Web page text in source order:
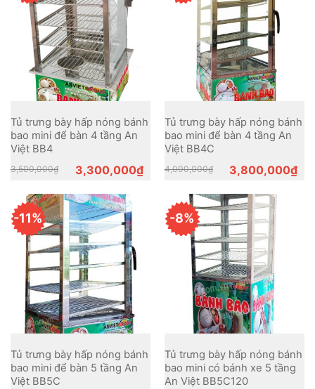
Tủ trưng bày hấp nóng bánh
bao mini để bàn 4 tầng An
Việt BB4
3,500,000₫
Original
price
3,500,000₫.
3,300,000₫
Current
price
3,300,000₫.
Tủ trưng bày hấp nóng bánh
bao mini để bàn 4 tầng An
Việt BB4C
4,000,000₫
Original
price
4,000,000₫.
3,800,000₫
Current
price
3,800,000₫.
-11%
Tủ trưng bày hấp nóng bánh
bao mini để bàn 5 tầng An
Việt BB5C
-8%
Tủ trưng bày hấp nóng bánh
bao mini có bánh xe 5 tầng
An Việt BB5C120